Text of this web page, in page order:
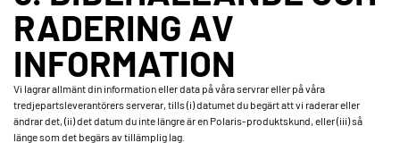
RADERING AV
INFORMATION
Vi lagrar allmänt din information eller data på våra servrar eller på våra
tredjepartsleverantörers serverar, tills (i) datumet du begärt att vi raderar eller
ändrar det, (ii) det datum du inte längre är en Polaris-produktskund, eller (iii) så
länge som det begärs av tillämplig lag.